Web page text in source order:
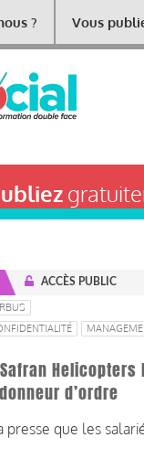
? Vous
ACCÈS PUBLIC
Safran
d’ordre
presse que les